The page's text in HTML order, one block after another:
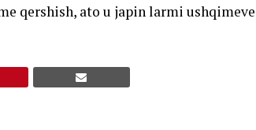
qershish, ato u japin larmi ushqimeve